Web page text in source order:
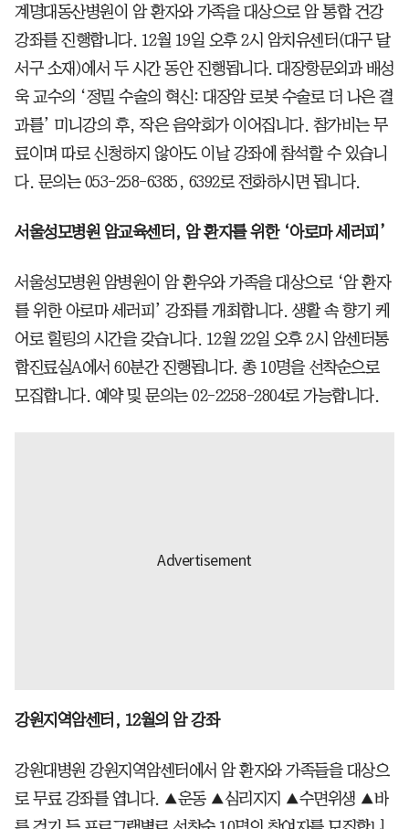
계명대동산병원이 암 환자와 가족을 대상으로 암 통합 건강
강좌를 진행합니다. 12월 19일 오후 2시 암치유센터(대구 달
서구 소재)에서 두 시간 동안 진행됩니다. 대장항문외과 배성
욱 교수의 ‘정밀 수술의 혁신: 대장암 로봇 수술로 더 나은 결
과를’ 미니강의 후, 작은 음악회가 이어집니다. 참가비는 무
료이며 따로 신청하지 않아도 이날 강좌에 참석할 수 있습니
다. 문의는 053-258-6385, 6392로 전화하시면 됩니다.
서울성모병원 암교육센터, 암 환자를 위한 ‘아로마 세러피’
서울성모병원 암병원이 암 환우와 가족을 대상으로 ‘암 환자
를 위한 아로마 세러피’ 강좌를 개최합니다. 생활 속 향기 케
어로 힐링의 시간을 갖습니다. 12월 22일 오후 2시 암센터통
합진료실A에서 60분간 진행됩니다. 총 10명을 선착순으로
모집합니다. 예약 및 문의는 02-2258-2804로 가능합니다.
강원지역암센터, 12월의 암 강좌
강원대병원 강원지역암센터에서 암 환자와 가족들을 대상으
로 무료 강좌를 엽니다. ▲운동 ▲심리지지 ▲수면위생 ▲바